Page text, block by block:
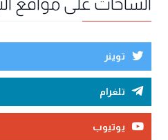
توينر
تلغرام
يوتيوب